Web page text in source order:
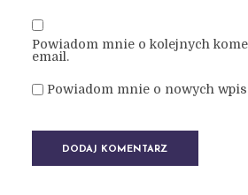
Powiadom mnie o kolejnych
email.
Powiadom mnie o nowych